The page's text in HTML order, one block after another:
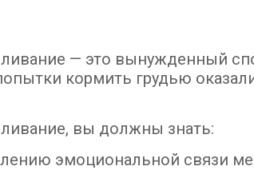
— это вынужденный
кормить грудью
вы должны знать:
эмоциональной связи